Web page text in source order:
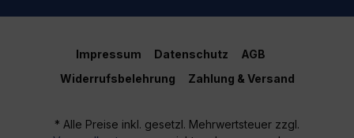
Impressum Datenschutz
AGB
Widerrufsbelehrung
Zahlung & Versand
* Alle Preise inkl. gesetzl. Mehrwertsteuer zzgl.